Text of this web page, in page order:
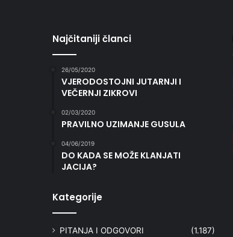
Najčitaniji članci
26/05/2020
VJERODOSTOJNI JUTARNJI I
VEČERNJI ZIKROVI
02/03/2020
PRAVILNO UZIMANJE GUSULA
04/06/2019
DO KADA SE MOŽE KLANJATI
JACIJA?
Kategorije
PITANJA I ODGOVORI (1.187)